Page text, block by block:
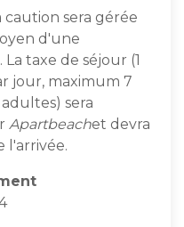
caution sera gérée
d'une
taxe de séjour (1
jour, maximum 7
sera
Apartbeachet devra
l'arrivée.